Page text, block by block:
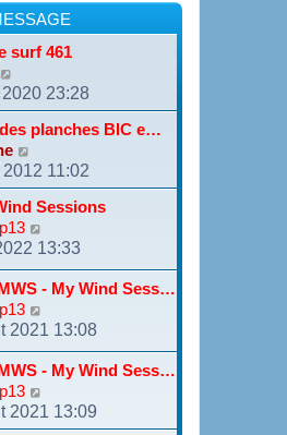
surf 461
o
i
r
e
d
e
r
n
i
r
m
e
s
s
a
g
e
23:28
planches BIC e…
o
i
r
e
d
e
r
n
i
e
r
m
e
s
s
11:02
Sessions
o
l
d
e
r
i
e
13:33
- My Wind Sess…
o
l
d
e
2021 13:08
- My Wind Sess…
o
i
2021 13:09